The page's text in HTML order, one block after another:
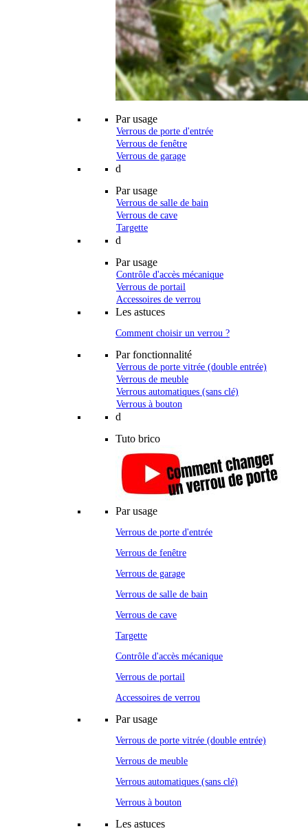
Par usage
Verrous de porte d'entrée
Verrous de fenêtre
Verrous de garage
d
Par usage
Verrous de salle de bain
Verrous de cave
Targette
d
Par usage
Contrôle d'accès mécanique
Verrous de portail
Accessoires de verrou
Les astuces
Comment choisir un verrou ?
Par fonctionnalité
Verrous de porte vitrée (double entrée)
Verrous de meuble
Verrous automatiques (sans clé)
Verrous à bouton
d
Tuto brico
Par usage
Verrous de porte d'entrée
Verrous de fenêtre
Verrous de garage
Verrous de salle de bain
Verrous de cave
Targette
Contrôle d'accès mécanique
Verrous de portail
Accessoires de verrou
Par usage
Verrous de porte vitrée (double entrée)
Verrous de meuble
Verrous automatiques (sans clé)
Verrous à bouton
Les astuces